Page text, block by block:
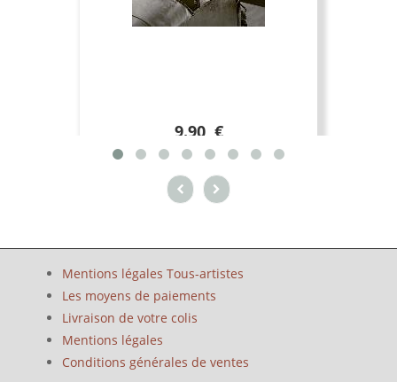
9.90 €
Mentions légales Tous-artistes
Les moyens de paiements
Livraison de votre colis
Mentions légales
Conditions générales de ventes